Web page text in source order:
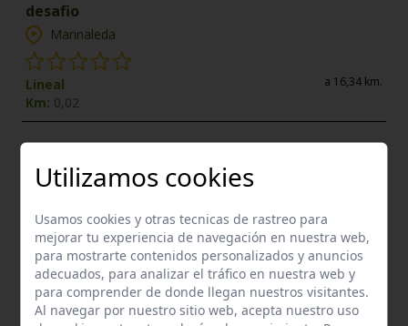
desafio
Marinaleda
Lineal
Km: 0,02
a 16,34 km.
Utilizamos cookies
Usamos cookies y otras tecnicas de rastreo para
mejorar tu experiencia de navegación en nuestra web,
para mostrarte contenidos personalizados y anuncios
adecuados, para analizar el tráfico en nuestra web y
para comprender de donde llegan nuestros visitantes.
Al navegar por nuestro sitio web, acepta nuestro uso